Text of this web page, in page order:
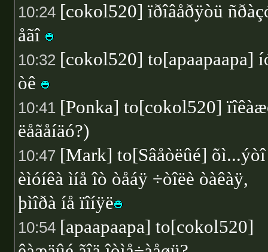
10:24 [cokol520] ïðîâåðÿòü
åãî
10:32 [cokol520] to[apaapaapa]
òê
10:41 [Ponka] to[cokol520]
ëåãåíäó?)
10:47 [Mark] to[Sâåòëûé] õì...ýòî
èìóíêà ìíå îò òåáÿ ÷òîëè òàêàÿ,
þìîðà íå ïîíÿë
10:54 [apaapaapa] to[cokol520]